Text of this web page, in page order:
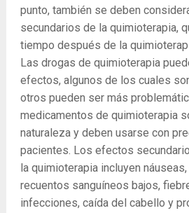
punto, también se deben
secundarios de la quimioterapia,
tiempo después de la
Las drogas de quimioterapia
efectos, algunos de los cuales
otros pueden ser más
medicamentos de quimioterapia
naturaleza y deben usarse con
pacientes. Los efectos
la quimioterapia incluyen
recuentos sanguíneos bajos,
infecciones, caída del cabello y